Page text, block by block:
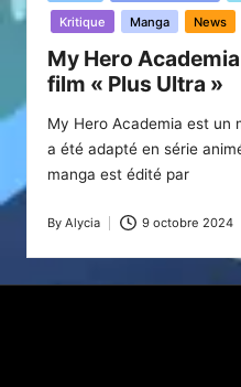
inKritique
Manga News
My Hero
film « Plus Ultra »
My Hero Academia est un
a été adapté en série
manga est édité par
Posted
by
By Alycia 9 octobre 2024